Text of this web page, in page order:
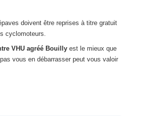
doivent être reprises à titre gratuit
cyclomoteurs.
VHU agréé Bouilly est le mieux que
vous en débarrasser peut vous valoir